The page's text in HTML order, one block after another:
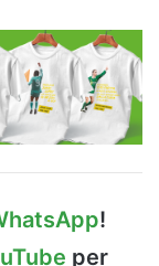
!
per